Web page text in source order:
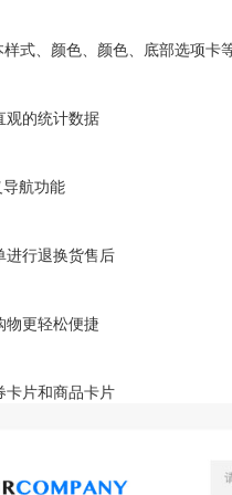
式、颜色、颜色、底部选项卡
观的统计数据
航功能
进行退换货售后
物更轻松便捷
卡片和商品卡片